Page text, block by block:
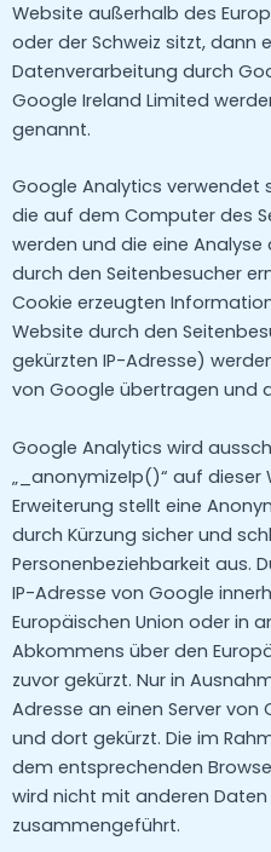
Website außerhalb des
oder der Schweiz sitzt, dann
Datenverarbeitung durch
Google Ireland Limited
genannt.
Google Analytics verwendet
die auf dem Computer des
werden und die eine
durch den Seitenbesucher
Cookie erzeugten
Website durch den
gekürzten IP-Adresse)
von Google übertragen und
Google Analytics wird
„_anonymizeIp()“ auf dieser
Erweiterung stellt eine
durch Kürzung sicher und
Personenbeziehbarkeit aus.
IP-Adresse von Google
Europäischen Union oder in
Abkommens über den
zuvor gekürzt. Nur in
Adresse an einen Server von
und dort gekürzt. Die im
dem entsprechenden
wird nicht mit anderen
zusammengeführt.